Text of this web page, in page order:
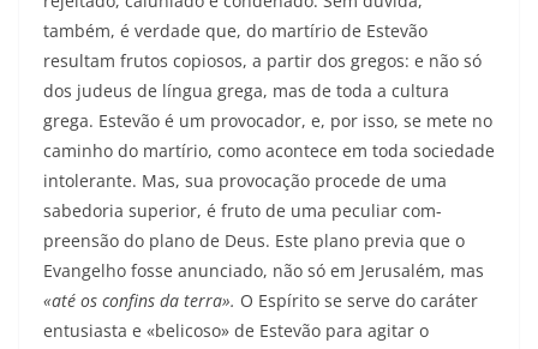
também, é verdade que, do martírio de Estevão
resultam frutos copiosos, a partir dos gregos: e não só
dos judeus de língua grega, mas de toda a cultura
grega. Estevão é um provocador, e, por isso, se mete no
caminho do martírio, como acontece em toda sociedade
intolerante. Mas, sua provocação procede de uma
sabedoria superior, é fruto de uma peculiar com­
preensão do plano de Deus. Este plano previa que o
Evangelho fosse anunciado, não só em Jerusalém, mas
«até os confins da terra». O Espírito se serve do caráter
entusiasta e «belicoso» de Estevão para agitar o